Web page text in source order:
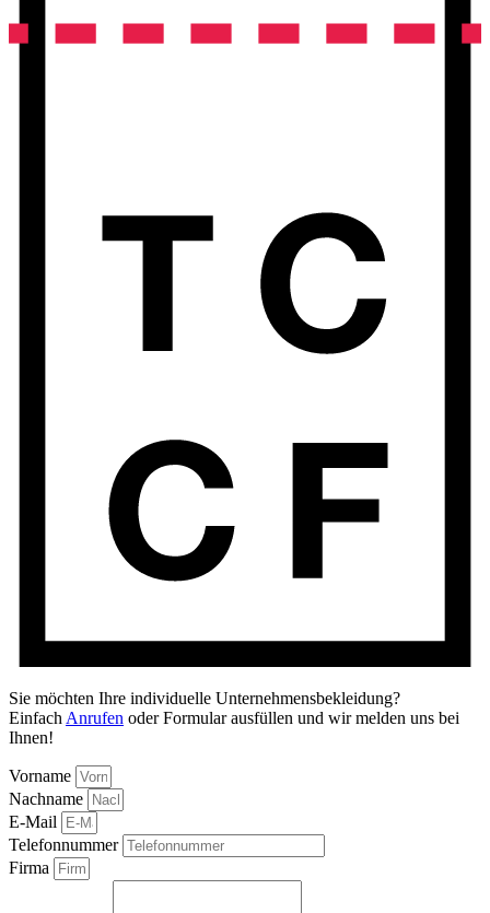
Sie möchten Ihre individuelle Unternehmensbekleidung?
Einfach Anrufen oder Formular ausfüllen und wir melden uns bei
Ihnen!
Vorname
Nachname
E-Mail
Telefonnummer
Firma